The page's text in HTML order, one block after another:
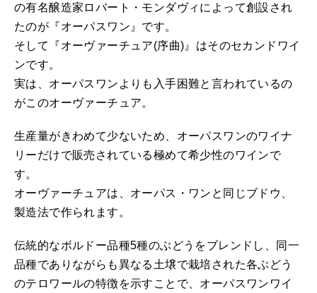
の有名醸造家ロバート・モンダヴィによって創設され
たのが『オーパスワン』です。
そして『オーヴァーチュア(序曲)』はそのセカンドワイ
ンです。
実は、オーパスワンよりも入手困難と言われているの
がこのオーヴァーチュア。
生産量がきわめて少ないため、オーパスワンのワイナ
リーだけで販売されている極めて希少性のワインで
す。
オーヴァーチュアは、オーパス・ワンと同じブドウ、
製造法で作られます。
伝統的なボルドー品種5種のぶどうをブレンドし、同一
品種でありながらも異なる土壌で栽培された各ぶどう
のテロワールの特徴を示すことで、オーパスワンワイ